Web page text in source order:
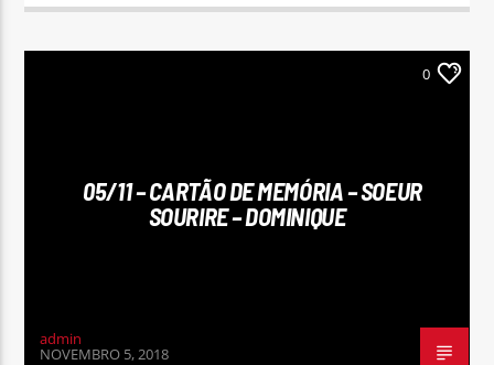
0
05/11 – CARTÃO DE MEMÓRIA – SOEUR
SOURIRE – DOMINIQUE
admin
NOVEMBRO 5, 2018